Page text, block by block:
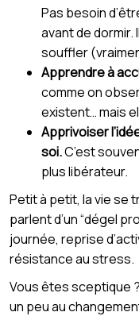
Pas besoin
avant de dormir.
souffler
Apprendre à
comme on
existent… mais
Apprivoiser
soi.C’est
plus libérateur.
Petit à petit, la vie se
parlent d’un “dégel
journée, reprise
résistance au stress.
Vous êtes sceptique
un peu au